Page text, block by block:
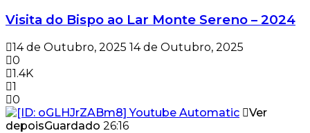
Visita do Bispo ao Lar Monte Sereno – 2024
14 de Outubro, 2025 14 de Outubro, 2025
0
1.4K
1
0
Ver
depoisGuardado 26:16